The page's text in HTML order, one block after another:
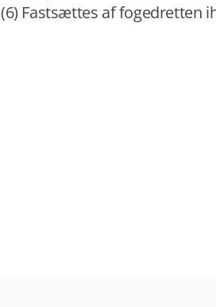
(6) Fastsættes af fogedretten